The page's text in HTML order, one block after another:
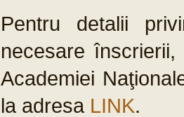
Pentru detalii
necesare
Academiei
la adresa LINK.